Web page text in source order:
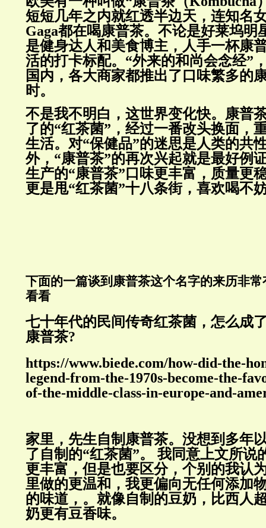
短短几年之内就红透半边天，连知名
Gaga都在喝康普茶。不论是好莱坞明
是健身达人和美食博主，人手一杯康
活的打卡标配。“外来的和尚会念经”
国内，各大商家都推出了口味繁多的
时。
不是我不明白，这世界变化快。康普
了的“红茶菌”，经过一番改头换面，
生活。对“保健品”的迷思是人类的共
外，“康普茶”的再次兴起就是最好例
生产的“康普茶”口味更丰富，质量更
更是甩“红茶菌”十八条街，喜欢喝不
下面的一篇谈到康普茶这个名字的来历非
看看
七十年代的民间传奇红茶菌，怎么成
康普茶?
https://www.biede.com/how-did-the-
legend-from-the-1970s-become-the-
of-the-middle-class-in-europe-and-
家里，先生自制康普茶。没想到多年
了自制的“红茶菌”。 我同意上文所说
更丰富，但是也要区分，个别的我认
里做的更温和，我更偏向无任何添加
的味道，。就像自制的豆奶，比西人
奶更有豆香味。